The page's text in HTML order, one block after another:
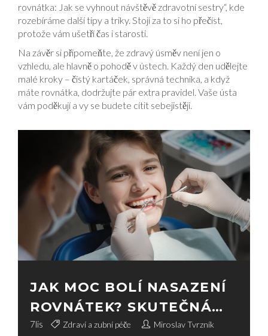
rovnátka: Jak se vyhnout návštěvě zdravotní sestry“, kde
rozebíráme další tipy a triky. Stojí za to si ho přečíst,
protože vám ušetří čas i starosti.
Na závěr si připomeňte, že zdravý úsměv není jen o
vzhledu, ale hlavně o pohodě v ústech. Každý den udělejte
malé kroky – čistý kartáček, správná technika, a když
máte rovnátka, dodržujte pár extra pravidel. Vaše ústa
vám poděkují a vy se budete cítit sebejistěji.
JAK MOC BOLÍ NASAZENÍ
ROVNÁTEK? SKUTEČNÁ
BOLEST A CO OČEKÁVAT
7lis Zdraví a zubní péče Miroslav Tvrzník